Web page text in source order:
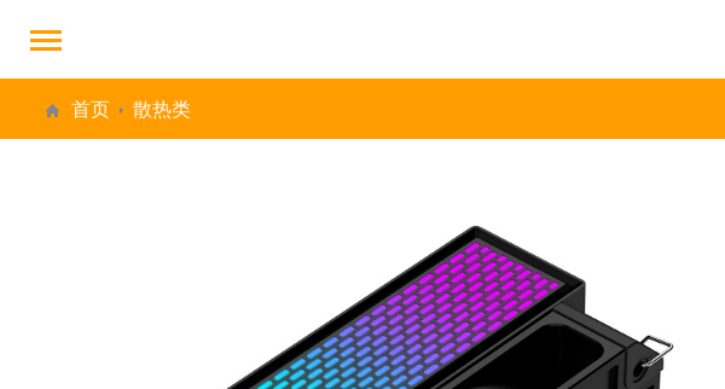
首页 散热类